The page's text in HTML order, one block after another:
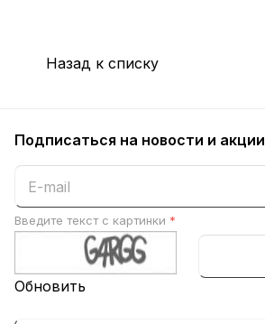
Назад к списку
Подписаться на новости и акции
Введите текст с картинки *
Обновить